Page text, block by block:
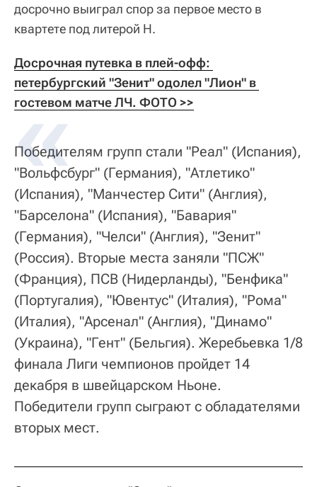
досрочно выиграл спор за первое место в
квартете под литерой H.
Досрочная путевка в плей-офф:
петербургский "Зенит" одолел "Лион" в
гостевом матче ЛЧ. ФОТО >>
Победителям групп стали "Реал" (Испания),
"Вольфсбург" (Германия), "Атлетико"
(Испания), "Манчестер Сити" (Англия),
"Барселона" (Испания), "Бавария"
(Германия), "Челси" (Англия), "Зенит"
(Россия). Вторые места заняли "ПСЖ"
(Франция), ПСВ (Нидерланды), "Бенфика"
(Португалия), "Ювентус" (Италия), "Рома"
(Италия), "Арсенал" (Англия), "Динамо"
(Украина), "Гент" (Бельгия). Жеребьевка 1/8
финала Лиги чемпионов пройдет 14
декабря в швейцарском Ньоне.
Победители групп сыграют с обладателями
вторых мест.